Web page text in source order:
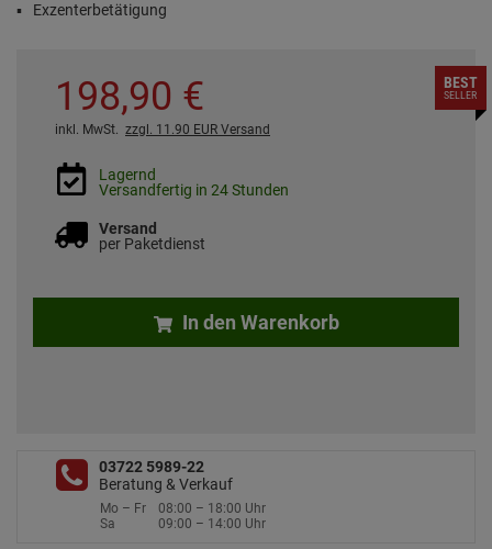
Exzenterbetätigung
198,90 €
inkl. MwSt. zzgl. 11.90 EUR Versand
Lagernd
Versandfertig in 24 Stunden
Versand
per Paketdienst
In den Warenkorb
BEST
SELLER
03722 5989-22
Beratung & Verkauf
Mo – Fr
08:00 – 18:00 Uhr
Sa
09:00 – 14:00 Uhr